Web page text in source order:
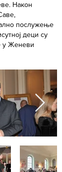
Након
послужење
деци су
у Женеви